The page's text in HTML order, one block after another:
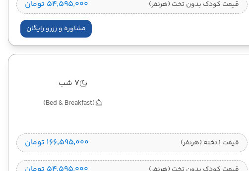
قیمت کودک بدون تخت (هرنفر) ۵۴٬۵۹۵٬۰۰۰ تومان
مشاوره و رزرو رایگان
7 شب
(Bed & Breakfast)
قیمت 1 تخته (هرنفر) ۱۶۶٬۵۹۵٬۰۰۰ تومان